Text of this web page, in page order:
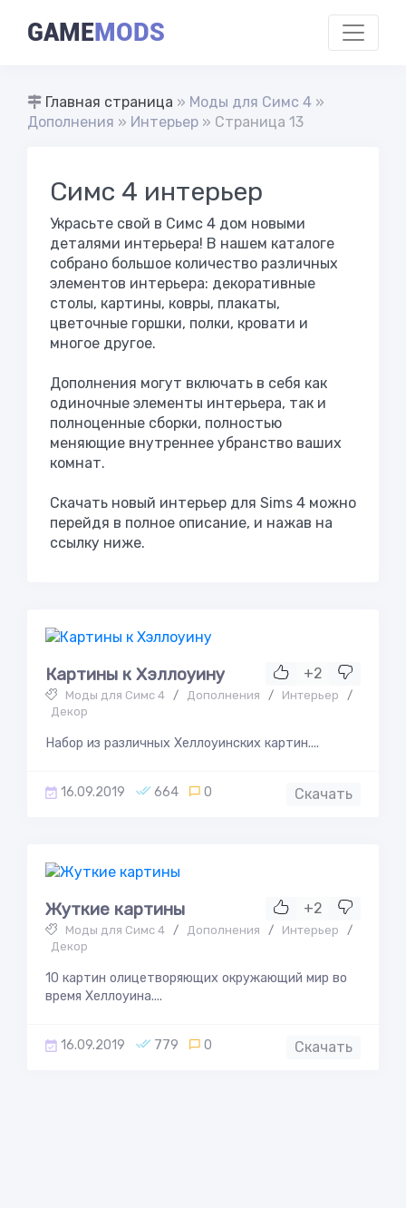
GAMEMODS
Главная страница » Моды для Симс 4 »
Дополнения » Интерьер » Страница 13
Симс 4 интерьер
Украсьте свой в Симс 4 дом новыми
деталями интерьера! В нашем каталоге
собрано большое количество различных
элементов интерьера: декоративные
столы, картины, ковры, плакаты,
цветочные горшки, полки, кровати и
многое другое.
Дополнения могут включать в себя как
одиночные элементы интерьера, так и
полноценные сборки, полностью
меняющие внутреннее убранство ваших
комнат.
Скачать новый интерьер для Sims 4 можно
перейдя в полное описание, и нажав на
ссылку ниже.
+2
Картины к Хэллоуину
Моды для Симс 4 / Дополнения / Интерьер
/
Декор
Набор из различных Хеллоуинских картин....
16.09.2019 664 0 Скачать
+2
Жуткие картины
Моды для Симс 4 / Дополнения / Интерьер
/
Декор
10 картин олицетворяющих окружающий мир во
время Хеллоуина....
16.09.2019 779 0 Скачать